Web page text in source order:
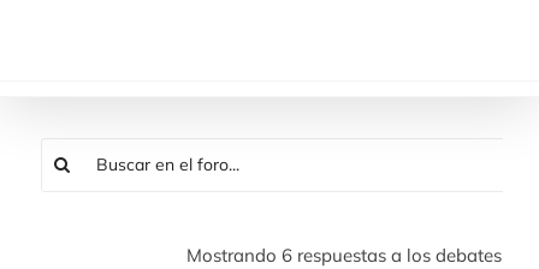
Mostrando 6 respuestas a los debates